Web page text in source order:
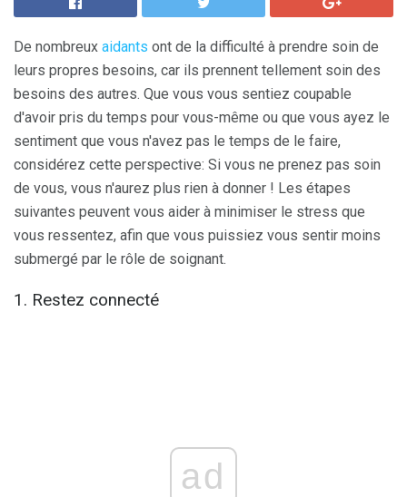
De nombreux aidants ont de la difficulté à prendre soin de
leurs propres besoins, car ils prennent tellement soin des
besoins des autres. Que vous vous sentiez coupable
d'avoir pris du temps pour vous-même ou que vous ayez le
sentiment que vous n'avez pas le temps de le faire,
considérez cette perspective: Si vous ne prenez pas soin
de vous, vous n'aurez plus rien à donner ! Les étapes
suivantes peuvent vous aider à minimiser le stress que
vous ressentez, afin que vous puissiez vous sentir moins
submergé par le rôle de soignant.
1. Restez connecté
ad